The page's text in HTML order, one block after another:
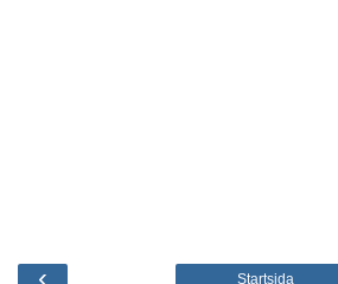
‹ Startsida